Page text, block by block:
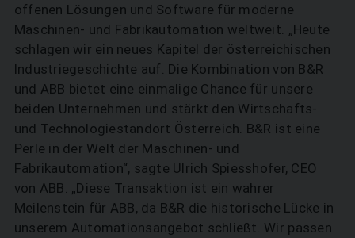
offenen Lösungen und Software für moderne
Maschinen- und Fabrikautomation weltweit. „Heute
schlagen wir ein neues Kapitel der österreichischen
Industriegeschichte auf. Die Kombination von B&R
und ABB bietet eine einmalige Chance für unsere
beiden Unternehmen und stärkt den Wirtschafts-
und Technologiestandort Österreich. B&R ist eine
Perle in der Welt der Maschinen- und
Fabrikautomation“, sagte Ulrich Spiesshofer, CEO
von ABB. „Diese Transaktion ist ein wahrer
Meilenstein für ABB, da B&R die historische Lücke in
unserem Automationsangebot schließt. Wir passen